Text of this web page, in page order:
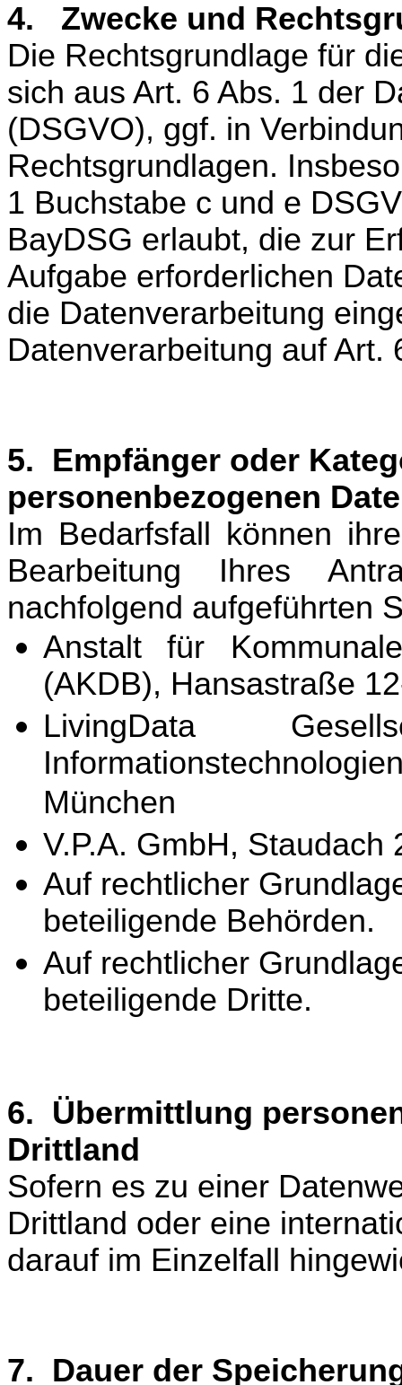
4. Zwecke und
Die Rechtsgrundlage für
sich aus Art. 6 Abs. 1 der
(DSGVO), ggf. in
Rechtsgrundlagen.
1 Buchstabe c und e
BayDSG erlaubt, die zur
Aufgabe erforderlichen
die Datenverarbeitung
Datenverarbeitung auf Art.
5. Empfänger oder
personenbezogenen
Im Bedarfsfall können i
Bearbeitung Ihres
nachfolgend aufgeführten
Anstalt für
(AKDB), Hansastraße
LivingData
München
V.P.A. GmbH, Staudach
Auf rechtlicher
beteiligende Behörden.
Auf rechtlicher
beteiligende Dritte.
6. Übermittlung
Drittland
Sofern es zu einer
Drittland oder eine
darauf im Einzelfall
7. Dauer der